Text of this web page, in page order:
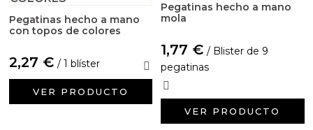
Pegatinas hecho a mano
con topos de colores
2,27 € / 1 blíster
VER PRODUCTO
Pegatinas hecho a mano
mola
1,77 € / Blister de 9
pegatinas
VER PRODUCTO